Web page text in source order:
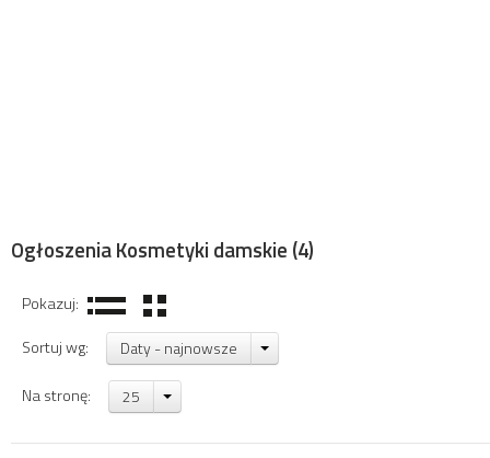
Ogłoszenia Kosmetyki damskie (4)
Pokazuj:
Sortuj wg:
Daty - najnowsze
Na stronę: 25